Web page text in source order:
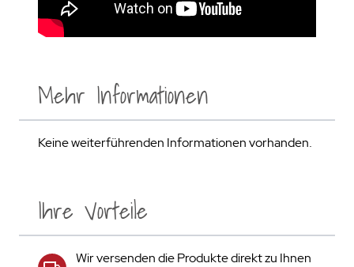
Ihre Vorteile
Wir versenden die Produkte direkt zu Ihnen
Mehr Informationen
Keine weiterführenden Informationen vorhanden.